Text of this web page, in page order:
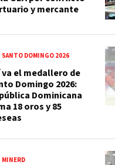
y mercante
SANTO DOMINGO 2026
va el medallero de
Domingo 2026:
Dominicana
18 oros y 85
MINERD